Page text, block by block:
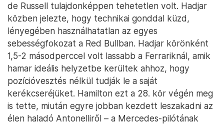
de Russell tulajdonképpen tehetetlen volt. Hadjar
közben jelezte, hogy technikai gonddal küzd,
lényegében használhatatlan az egyes
sebességfokozat a Red Bullban. Hadjar körönként
1,5-2 másodperccel volt lassabb a Ferrariknál, amik
hamar ideális helyzetbe kerültek ahhoz, hogy
pozícióvesztés nélkül tudják le a saját
kerékcseréjüket. Hamilton ezt a 28. kör végén meg
is tette, miután egyre jobban kezdett leszakadni az
élen haladó Antonelliről – a Mercedes-pilótának